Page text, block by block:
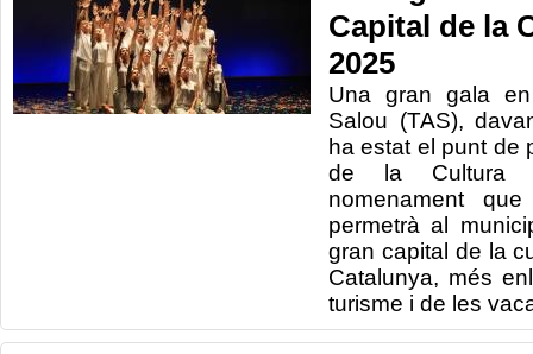
Capital de la
2025
Una gran gala
Salou (TAS),
ha estat el punt de
de la Cultura
nomenament
permetrà al
gran capital de la
Catalunya, més
turisme i de les